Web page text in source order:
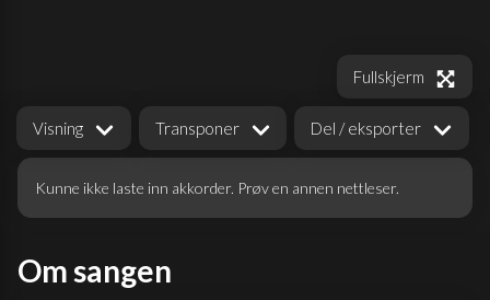
Visning Transponer Del / eksporter
Fullskjerm
Kunne ikke laste inn akkorder. Prøv en annen nettleser.
Om sangen